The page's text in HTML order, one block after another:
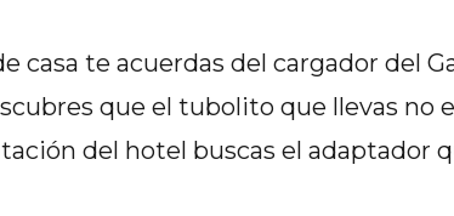
casa te acuerdas del cargador del
que el tubolito que llevas no
del hotel buscas el adaptador